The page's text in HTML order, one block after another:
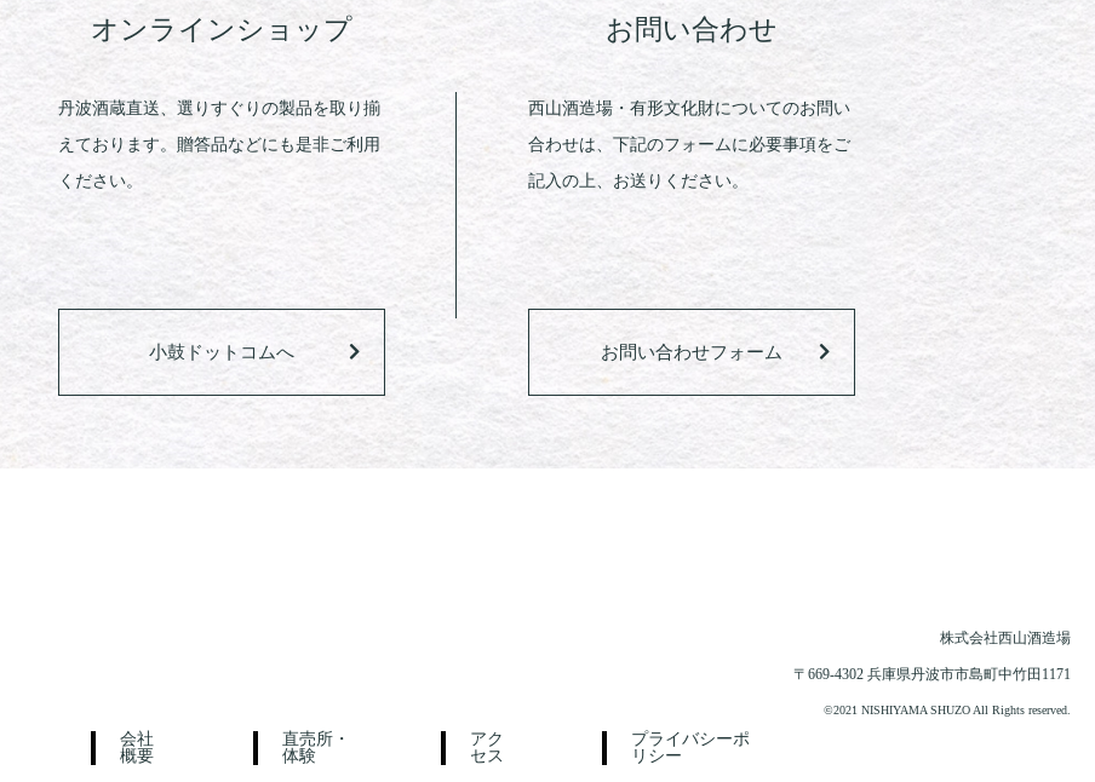
オンラインショップ
丹波酒蔵直送、選りすぐりの製品を取り揃
えております。贈答品などにも是非ご利用
ください。
小鼓ドットコムへ
お問い合わせ
西山酒造場・有形文化財についてのお問い
合わせは、下記のフォームに必要事項をご
記入の上、お送りください。
お問い合わせフォーム
株式会社西山酒造場
〒669-4302 兵庫県丹波市市島町中竹田1171
会社
概要
直売所・
体験
アク
セス
プライバシーポ
リシー
©2021 NISHIYAMA SHUZO All Rights reserved.